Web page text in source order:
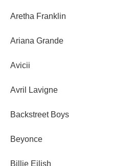
Aretha Franklin
Ariana Grande
Avicii
Avril Lavigne
Backstreet Boys
Beyonce
Billie Eilish